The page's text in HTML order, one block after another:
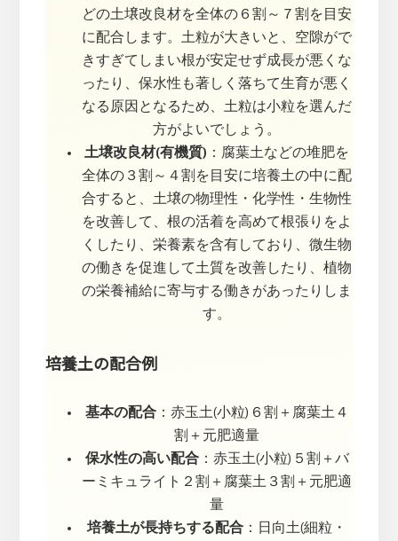
どの土壌改良材を全体の６割～７割を目安
に配合します。土粒が大きいと、空隙がで
きすぎてしまい根が安定せず成長が悪くな
ったり、保水性も著しく落ちて生育が悪く
なる原因となるため、土粒は小粒を選んだ
方がよいでしょう。
土壌改良材(有機質) ：腐葉土などの堆肥を
全体の３割～４割を目安に培養土の中に配
合すると、土壌の物理性・化学性・生物性
を改善して、根の活着を高めて根張りをよ
くしたり、栄養素を含有しており、微生物
の働きを促進して土質を改善したり、植物
の栄養補給に寄与する働きがあったりしま
す。
培養土の配合例
基本の配合：赤玉土(小粒)６割＋腐葉土４
割＋元肥適量
保水性の高い配合：赤玉土(小粒)５割＋バ
ーミキュライト２割＋腐葉土３割＋元肥適
量
培養土が長持ちする配合 ：日向土(細粒・